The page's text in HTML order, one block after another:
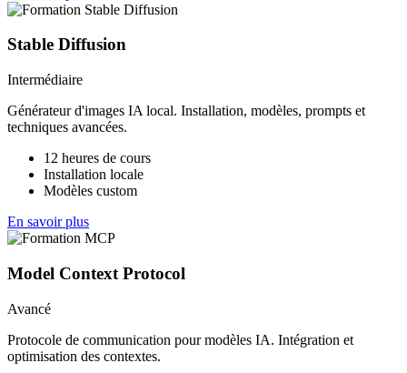
Stable Diffusion
Intermédiaire
Générateur d'images IA local. Installation, modèles, prompts et
techniques avancées.
12 heures de cours
Installation locale
Modèles custom
En savoir plus
Model Context Protocol
Avancé
Protocole de communication pour modèles IA. Intégration et
optimisation des contextes.